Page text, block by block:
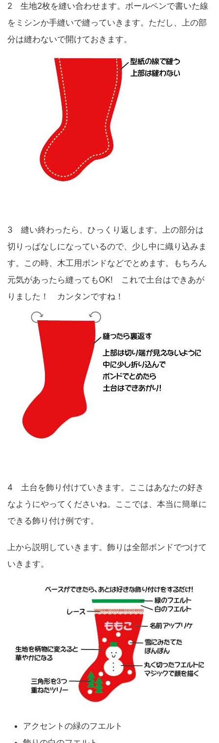
2 生地2枚を縫い合わせます。ボールペンで書いた線
をミシンか手縫いで縫っていきます。ただし、上の部
分は縫わないで開けておきます。
3 縫い終わったら、ひっくり返します。上の部分は
切りっぱなしになっているので、少し中に織り込みま
す。この時、木工用ボンドなどでとめます。もちろん
元気があったら縫ってもOK! これで土台はできあが
りました！ カンタンですね！
4 土台を飾り付けていきます。ここはあなたの好き
なようにやってくださいね。ここでは、本当に簡単に
できる飾り付け例です。
上から説明していきます。飾りは全部ボンドでつけて
いきます。
アクセントの緑のフエルト